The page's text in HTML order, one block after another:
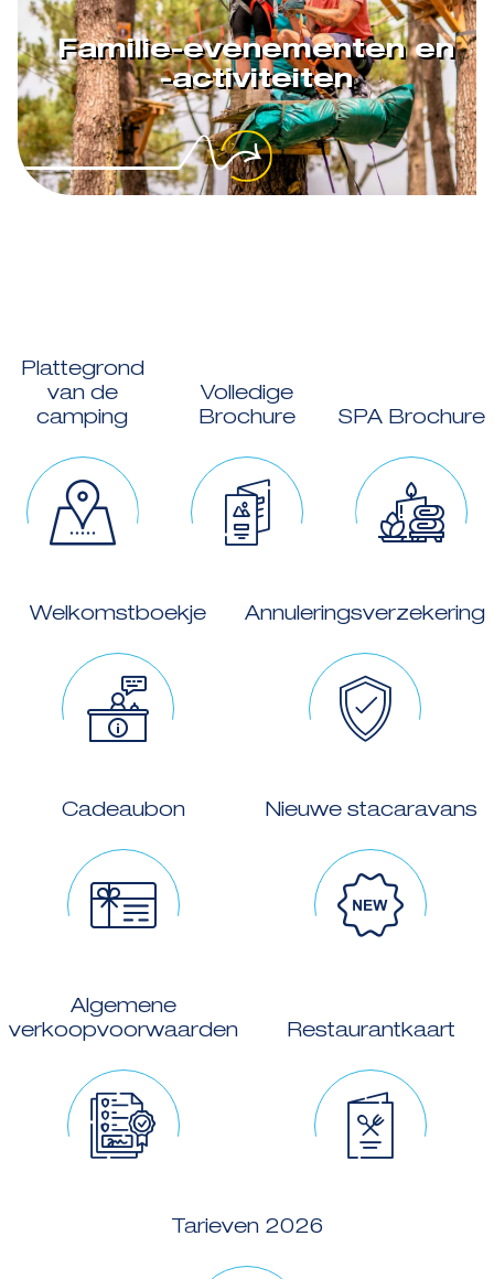
Familie-evenementen en
-activiteiten
Plattegrond
van de
camping
Volledige
Brochure
SPA Brochure
Welkomstboekje Annuleringsverzekering
Cadeaubon Nieuwe stacaravans
Algemene
verkoopvoorwaarden
Restaurantkaart
Tarieven 2026